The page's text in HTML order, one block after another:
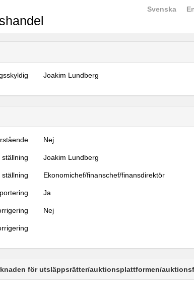
Svenska
Joakim Lundberg
Nej
Joakim Lundberg
Ekonomichef/finanschef/finansdirektör
Ja
Nej
för utsläppsrätter/auktionsplattformen/